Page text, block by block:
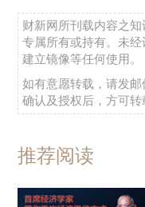
财新网所刊载内容之
专属所有或持有。未
建立镜像等任何使用。
如有意愿转载，请发邮
确认及授权后，方可转
推荐阅读